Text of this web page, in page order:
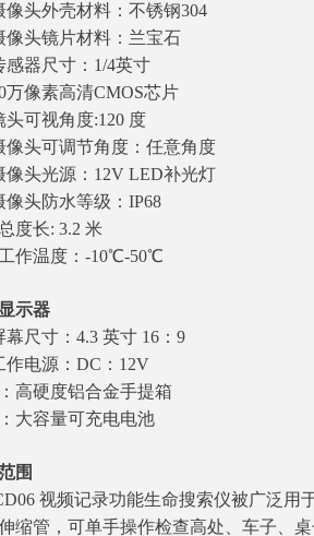
像头外壳材料：不锈钢304
像头镜片材料：兰宝石
感器尺寸：1/4英寸
万像素高清CMOS芯片
头可视角度:120 度
像头可调节角度：任意角度
像头光源：12V LED补光灯
像头防水等级：IP68
度长: 3.2 米
作温度：-10℃-50℃
示器
幕尺寸：4.3 英寸 16：9
作电源：DC：12V
高硬度铝合金手提箱
大容量可充电电池
围
视频记录功能生命搜索仪被广泛用
缩管，可单手操作检查高处、车子、